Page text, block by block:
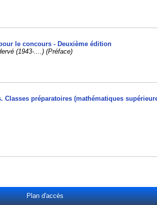
le concours - Deuxième édition
(1943-....) (Préface)
Classes préparatoires (mathématiques
Plan d'accès